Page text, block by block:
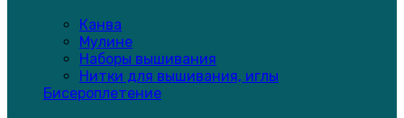
Канва
Мулине
Наборы вышивания
Нитки для вышивания, иглы
Бисероплетение